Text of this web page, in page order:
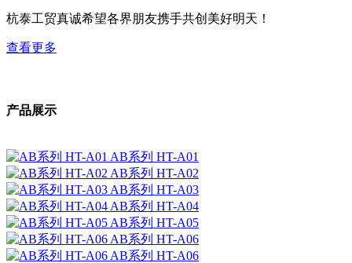
杭泰工贸真诚希望各界朋友携手共创美好明天！
查看更多
产品展示
AB系列 HT-A01
AB系列 HT-A02
AB系列 HT-A03
AB系列 HT-A04
AB系列 HT-A05
AB系列 HT-A06
AB系列 HT-A06